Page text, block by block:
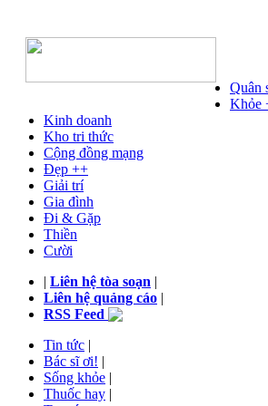
Quân
Khỏe
Kinh doanh
Kho tri thức
Cộng đồng mạng
Đẹp ++
Giải trí
Gia đình
Đi & Gặp
Thiền
Cười
| Liên hệ tòa soạn |
Liên hệ quảng cáo |
RSS Feed
Tin tức |
Bác sĩ ơi! |
Sống khỏe |
Thuốc hay |